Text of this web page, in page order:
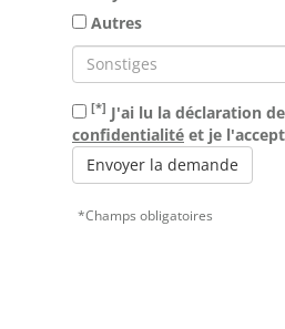
Autres
[*] J'ai lu la déclaration de
confidentialité et je
Envoyer la demande
*Champs obligatoires